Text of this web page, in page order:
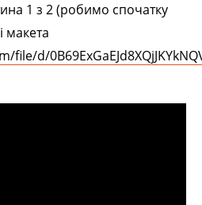
1 з 2 (робимо спочатку
макета
d/